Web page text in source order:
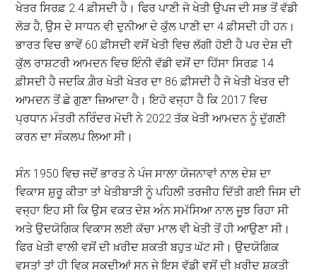
ਖੇਤਰ ਸਿਰਫ਼ 2.4 ਫ਼ੀਸਦੀ ਹੈ। ਫਿਰ ਪਾਣੀ ਜੋ ਖੇਤੀ ਉਪਜ ਦੀ ਸਭ ਤੋਂ ਵੱਡੀ
ਲੋੜ ਹੈ, ਉਸ ਦੇ ਸਾਧਨ ਵੀ ਦੁਨੀਆ ਦੇ ਕੁੱਲ ਪਾਣੀ ਦਾ 4 ਫ਼ੀਸਦੀ ਹੀ ਹਨ।
ਭਾਰਤ ਵਿਚ ਭਾਵੇਂ 60 ਫ਼ੀਸਦੀ ਵਸੋਂ ਖੇਤੀ ਵਿਚ ਲੱਗੀ ਹੋਈ ਹੈ ਪਰ ਦੇਸ਼ ਦੀ
ਕੁੱਲ ਰਾਸ਼ਟਰੀ ਆਮਦਨ ਵਿਚ ਇੰਨੀ ਵੱਡੀ ਵਸੋਂ ਦਾ ਹਿੱਸਾ ਸਿਰਫ਼ 14
ਫ਼ੀਸਦੀ ਹੈ ਜਦਕਿ ਗ਼ੈਰ ਖੇਤੀ ਖੇਤਰ ਦਾ 86 ਫ਼ੀਸਦੀ ਹੈ ਜੋ ਖੇਤੀ ਖੇਤਰ ਦੀ
ਆਮਦਨ ਤੋਂ ਛੇ ਗੁਣਾ ਜ਼ਿਆਦਾ ਹੈ। ਇਹੋ ਵਜ੍ਹਾ ਹੈ ਕਿ 2017 ਵਿਚ
ਪ੍ਰਧਾਨ ਮੰਤਰੀ ਨਰਿੰਦਰ ਮੋਦੀ ਨੇ 2022 ਤੱਕ ਖੇਤੀ ਆਮਦਨ ਨੂੰ ਦੁੱਗਣੀ
ਕਰਨ ਦਾ ਸੰਕਲਪ ਲਿਆ ਸੀ।
ਸੰਨ 1950 ਵਿਚ ਜਦੋਂ ਭਾਰਤ ਨੇ ਪੰਜ ਸਾਲਾ ਯੋਜਨਾਵਾਂ ਨਾਲ ਦੇਸ਼ ਦਾ
ਵਿਕਾਸ ਸ਼ੁਰੂ ਕੀਤਾ ਤਾਂ ਖੇਤੀਬਾੜੀ ਨੂੰ ਪਹਿਲੀ ਤਰਜੀਹ ਦਿੱਤੀ ਗਈ ਜਿਸ ਦੀ
ਵਜ੍ਹਾ ਇਹ ਸੀ ਕਿ ਉਸ ਵਕਤ ਦੇਸ਼ ਅੰਨ ਸਮੱਸਿਆ ਨਾਲ ਜੂਝ ਰਿਹਾ ਸੀ
ਅਤੇ ਉਦਯੋਗਿਕ ਵਿਕਾਸ ਲਈ ਕੱਚਾ ਮਾਲ ਵੀ ਖੇਤੀ ਤੋਂ ਹੀ ਆਉਣਾ ਸੀ।
ਫਿਰ ਖੇਤੀ ਵਾਲੀ ਵਸੋਂ ਦੀ ਖ਼ਰੀਦ ਸ਼ਕਤੀ ਬਹੁਤ ਘੱਟ ਸੀ। ਉਦਯੋਗਿਕ
ਵਸਤਾਂ ਤਾਂ ਹੀ ਵਿਕ ਸਕਦੀਆਂ ਸਨ ਜੇ ਇਸ ਵੱਡੀ ਵਸੋਂ ਦੀ ਖ਼ਰੀਦ ਸ਼ਕਤੀ